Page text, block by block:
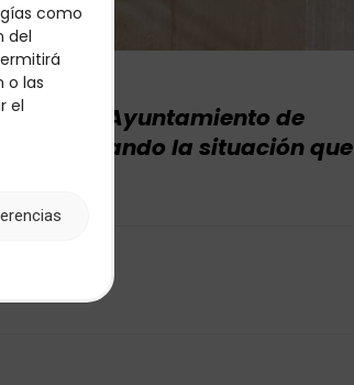
como
del
o las
el
Excmo. Ayuntamiento de
denunciando la situación que